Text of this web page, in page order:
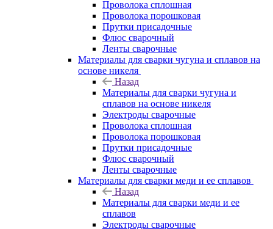
Проволока сплошная
Проволока порошковая
Прутки присадочные
Флюс сварочный
Ленты сварочные
Материалы для сварки чугуна и сплавов на
основе никеля
Назад
Материалы для сварки чугуна и
сплавов на основе никеля
Электроды сварочные
Проволока сплошная
Проволока порошковая
Прутки присадочные
Флюс сварочный
Ленты сварочные
Материалы для сварки меди и ее сплавов
Назад
Материалы для сварки меди и ее
сплавов
Электроды сварочные